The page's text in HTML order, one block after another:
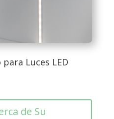
Luces LED
de Su